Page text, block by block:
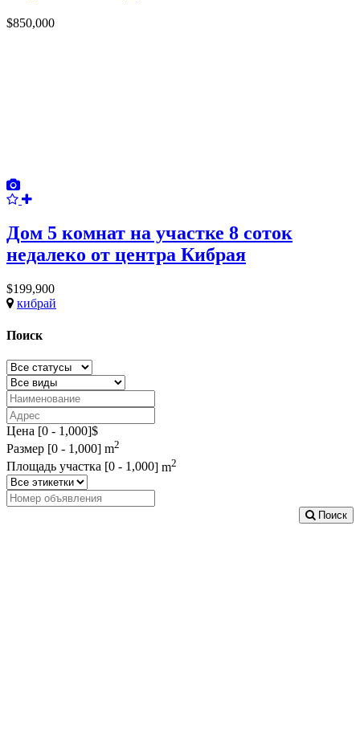
$850,000
Дом 5 комнат на участке 8 соток
недалеко от центра Кибрая
$199,900
кибрай
Поиск
Цена [0 - 1,000]$
Размер [0 - 1,000] m2
Площадь участка [0 - 1,000] m2
Поиск